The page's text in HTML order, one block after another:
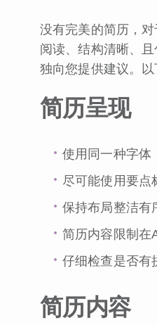
没有完美的简历，
阅读、结构清晰、
独向您提供建议。以
简历呈现
使用同一种字体
尽可能使用要点
保持布局整洁有
简历内容限制在
仔细检查是否有
简历内容